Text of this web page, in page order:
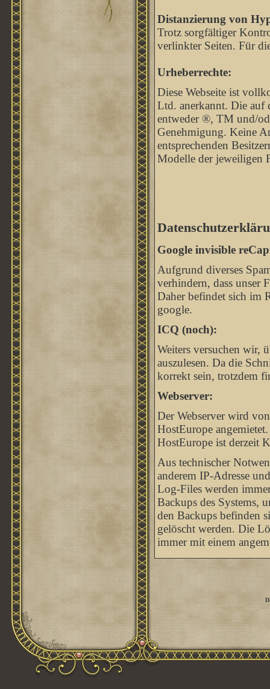
Distanzierung von
Trotz sorgfältiger
verlinkter Seiten. Für
Urheberrechte:
Diese Webseite ist
Ltd. anerkannt. Die auf
entweder ®, TM und/
Genehmigung. Keine
entsprechenden
Modelle der jeweiligen
Google invisible
Aufgrund diverses
verhindern, dass unser
Daher befindet sich im
google.
ICQ (noch):
Weiters versuchen wir,
auszulesen. Da die
korrekt sein, trotzdem
Webserver:
Der Webserver wird
HostEurope
HostEurope ist derzeit
Aus technischer
anderem IP-Adresse
Log-Files werden
Backups des Systems,
den Backups befinden
gelöscht werden. Die
immer mit einem